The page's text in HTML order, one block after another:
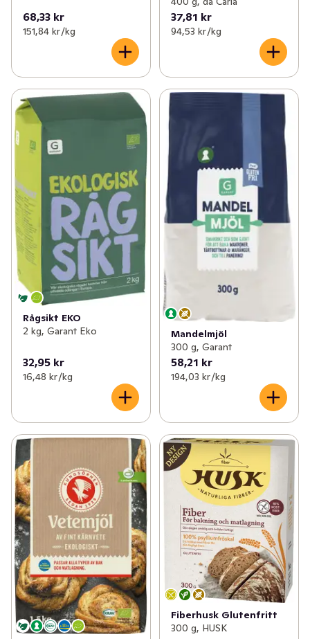
68,33 kr
151,84 kr /kg
37,81 kr
94,53 kr /kg
Rågsikt EKO
2 kg, Garant Eko
32,95 kr
16,48 kr /kg
Mandelmjöl
300 g, Garant
58,21 kr
194,03 kr /kg
Fiberhusk Glutenfritt
300 g, HUSK